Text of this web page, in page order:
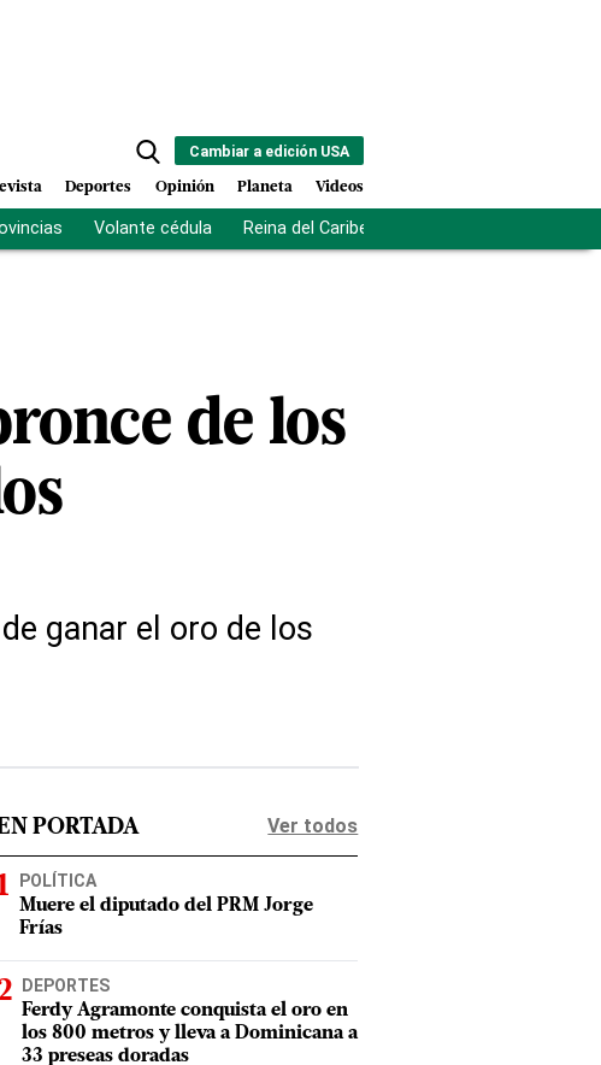
Cambiar a edición USA
Deportes Opinión Planeta Videos
Volante cédula Reina del Caribe
de los
ganar el oro de los
PORTADA Ver todos
POLÍTICA
Muere el diputado del PRM Jorge
Frías
DEPORTES
Ferdy Agramonte conquista el oro en
los 800 metros y lleva a Dominicana a
33 preseas doradas